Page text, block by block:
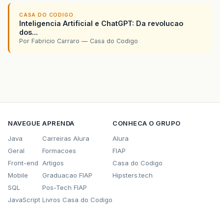
CASA DO CODIGO
Inteligencia Artificial e ChatGPT: Da revolucao
dos...
Por Fabricio Carraro — Casa do Codigo
NAVEGUE
Java
Geral
Front-end
Mobile
SQL
JavaScript
APRENDA
Carreiras Alura
Formacoes
Artigos
Graduacao FIAP
Pos-Tech FIAP
Livros Casa do Codigo
CONHECA O GRUPO
Alura
FIAP
Casa do Codigo
Hipsters.tech